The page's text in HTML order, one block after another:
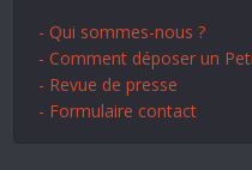
- Qui sommes-nous ?
- Comment déposer un
- Revue de presse
- Formulaire contact